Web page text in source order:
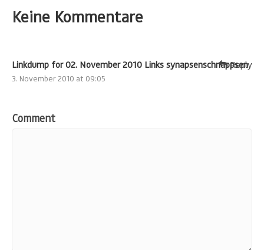
Keine Kommentare
Linkdump for 02. November 2010 Links synapsenschnappsen
3. November 2010 at 09:05
Reply
Comment